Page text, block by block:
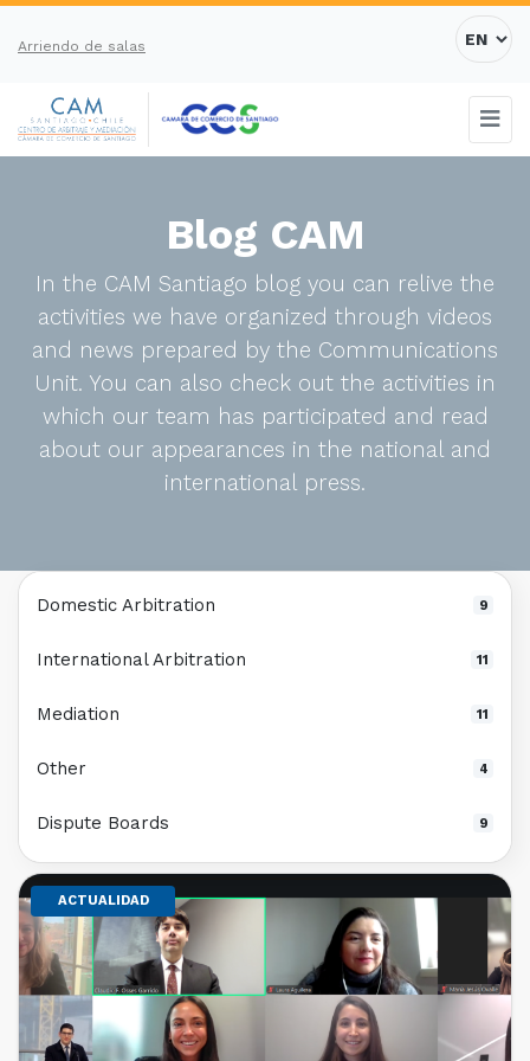
Arriendo de salas
Blog CAM
In the CAM Santiago blog you can relive the
activities we have organized through videos
and news prepared by the Communications
Unit. You can also check out the activities in
which our team has participated and read
about our appearances in the national and
international press.
ACTUALIDAD
Domestic Arbitration 9
International Arbitration 11
Mediation 11
Other 4
Dispute Boards 9